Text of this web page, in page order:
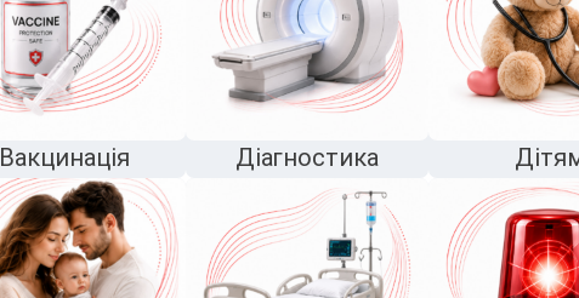
Вакцинація Діагностика